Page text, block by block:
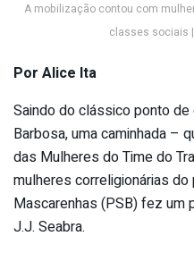
A mobilização contou com
classes sociais
Por Alice Ita
Saindo do clássico ponto de
Barbosa, uma caminhada –
das Mulheres do Time do
mulheres correligionárias
Mascarenhas (PSB) fez um
J.J. Seabra.